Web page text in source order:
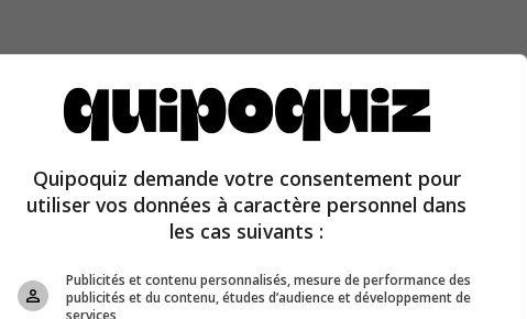
Quipoquiz demande votre consentement pour
utiliser vos données à caractère personnel dans
les cas suivants :
Publicités et contenu personnalisés, mesure de performance des
publicités et du contenu, études d’audience et développement de
services